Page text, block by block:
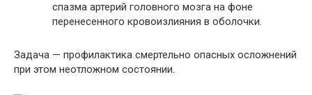
спазма артерий головного мозга на фоне
перенесенного кровоизлияния в оболочки.
Задача — профилактика смертельно опасных осложнений
при этом неотложном состоянии.